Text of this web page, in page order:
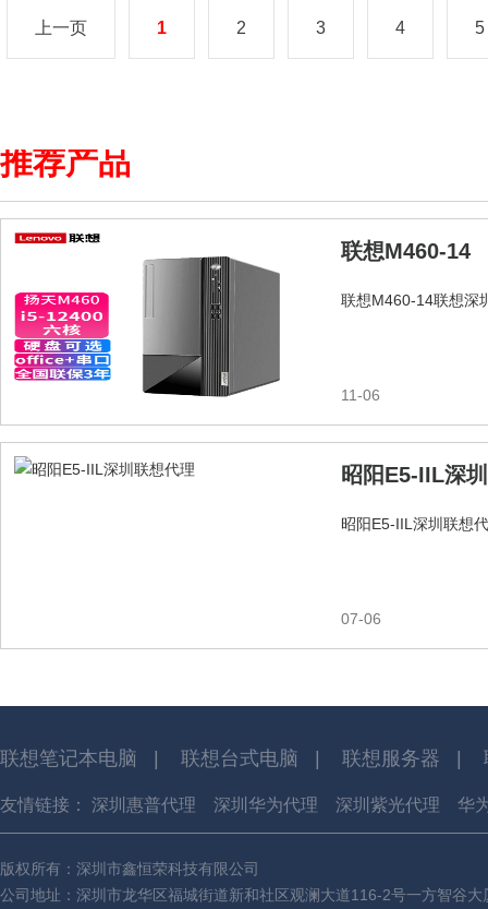
上一页 1 2 3 4 5
推荐产品
联想M460-14
联想M460-14联想深
11-06
昭阳E5-IIL深
昭阳E5-IIL深圳联想
07-06
联想笔记本电脑 联想台式电脑 联想服务器
友情链接： 深圳惠普代理 深圳华为代理 深圳紫光代理 华
版权所有：深圳市鑫恒荣科技有限公司
公司地址：深圳市龙华区福城街道新和社区观澜大道116-2号一方智谷大